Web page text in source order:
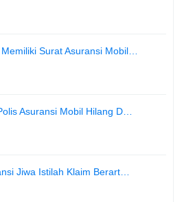
Surat Asuransi Mobil…
Asuransi Mobil Hilang D…
Jiwa Istilah Klaim Berart…